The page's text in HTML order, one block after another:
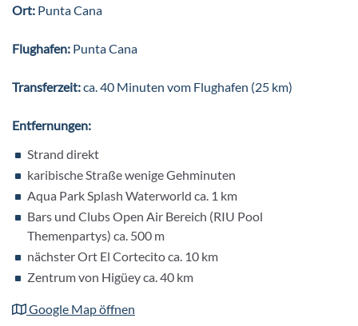
Ort: Punta Cana
Flughafen: Punta Cana
Transferzeit:ca. 40 Minuten vom Flughafen (25 km)
Entfernungen:
Strand direkt
karibische Straße wenige Gehminuten
Aqua Park Splash Waterworld ca. 1 km
Bars und Clubs Open Air Bereich (RIU Pool
Themenpartys) ca. 500 m
nächster Ort El Cortecito ca. 10 km
Zentrum von Higüey ca. 40 km
Google Map öffnen